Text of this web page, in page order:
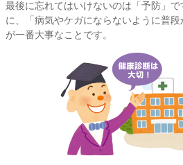
最後に忘れてはいけないのは「予防」
に、「病気やケガにならないように普
が一番大事なことです。